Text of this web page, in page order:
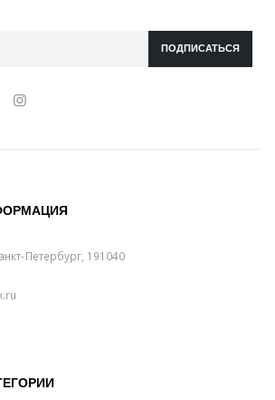
ПОДПИСАТЬСЯ
Петербург, 191040